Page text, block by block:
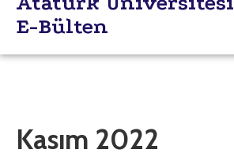
E-Bülten
Kasım 2022